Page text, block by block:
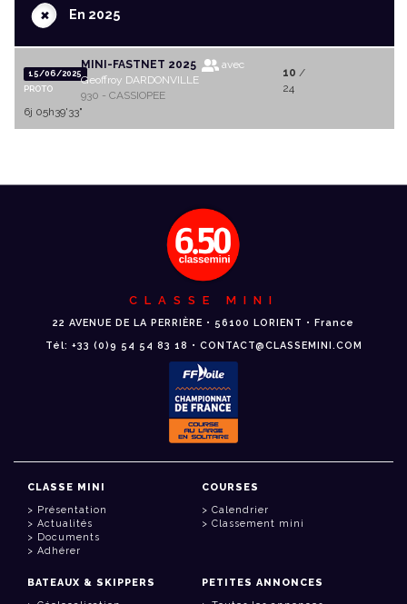
+En 2025
15/06/2025
PROTO
MINI-FASTNET 2025
avec
Geoffroy DARDONVILLE
930 - CASSIOPEE
10 /
24
6j 05h39'33"
CLASSE MINI
22 AVENUE DE LA PERRIÈRE • 56100 LORIENT • France
Tél: +33 (0)9 54 54 83 18 • CONTACT@CLASSEMINI.COM
CLASSE MINI
Présentation
Actualités
Documents
Adhérer
COURSES
Calendrier
Classement mini
BATEAUX & SKIPPERS
PETITES ANNONCES